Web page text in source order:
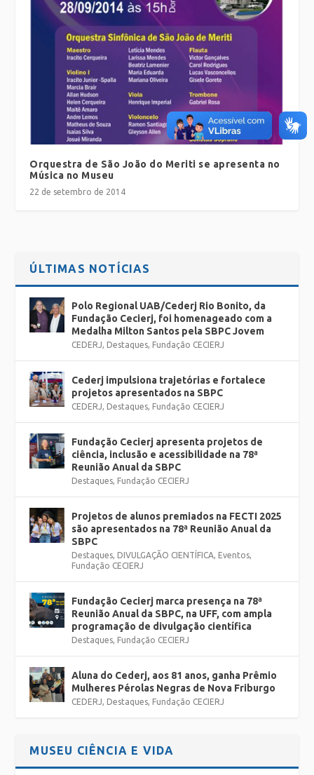
Orquestra de São João do Meriti se apresenta no
Música no Museu
22 de setembro de 2014
ÚLTIMAS NOTÍCIAS
Polo Regional UAB/Cederj Rio Bonito, da
Fundação Cecierj, foi homenageado com a
Medalha Milton Santos pela SBPC Jovem
CEDERJ, Destaques, Fundação CECIERJ
Cederj impulsiona trajetórias e fortalece
projetos apresentados na SBPC
CEDERJ, Destaques, Fundação CECIERJ
Fundação Cecierj apresenta projetos de
ciência, inclusão e acessibilidade na 78ª
Reunião Anual da SBPC
Destaques, Fundação CECIERJ
Projetos de alunos premiados na FECTI 2025
são apresentados na 78ª Reunião Anual da
SBPC
Destaques, DIVULGAÇÃO CIENTÍFICA, Eventos,
Fundação CECIERJ
Fundação Cecierj marca presença na 78ª
Reunião Anual da SBPC, na UFF, com ampla
programação de divulgação científica
Destaques, Fundação CECIERJ
Aluna do Cederj, aos 81 anos, ganha Prêmio
Mulheres Pérolas Negras de Nova Friburgo
CEDERJ, Destaques, Fundação CECIERJ
MUSEU CIÊNCIA E VIDA